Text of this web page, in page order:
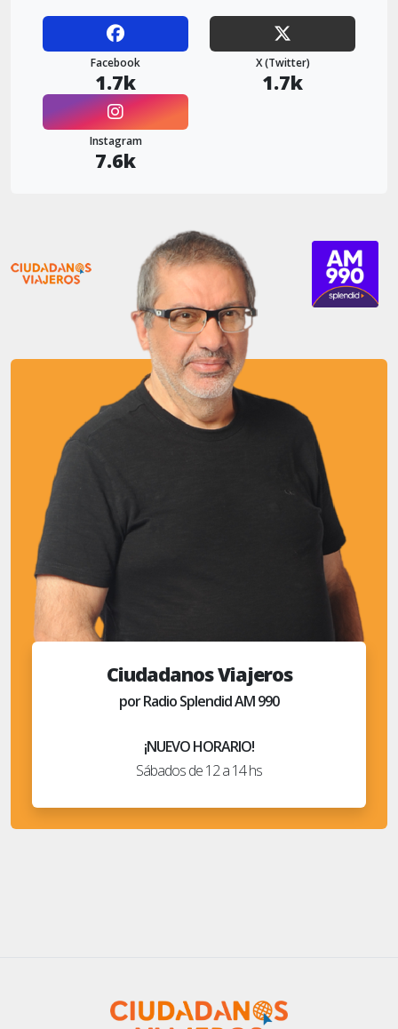
Facebook
1.7k
X (Twitter)
1.7k
Instagram
7.6k
Ciudadanos Viajeros
por Radio Splendid AM 990
¡NUEVO HORARIO!
Sábados de 12 a 14 hs